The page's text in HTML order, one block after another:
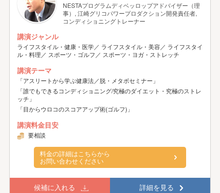
NESTAプログラムディベッロップアドバイザー（理
事）, 江崎グリコパワープロダクション開発責任者,
コンディショニングトレーナー
講演ジャンル
ライフスタイル・健康・医学／ ライフスタイル・美容／ ライフスタイ
ル・料理／ スポーツ・ゴルフ／ スポーツ・ヨガ・ストレッチ
講演テーマ
「アスリートから学ぶ健康法／脱・メタボセミナー」
「誰でもできるコンディショニング/究極のダイエット・究極のストレ
ッチ」
「目からウロコのスコアアップ術(ゴルフ)」
講演料金目安
要相談
料金の詳細はこちらから
お問い合わせください
候補に入れる 詳細を見る